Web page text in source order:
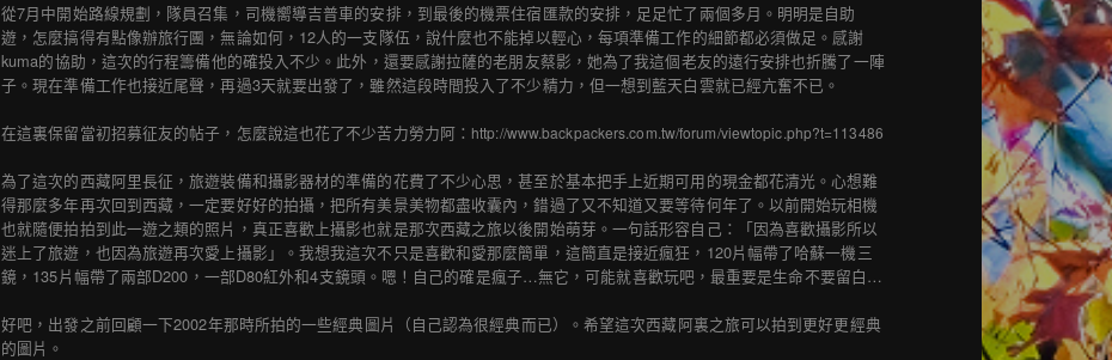
從7月中開始路線規劃，隊員召集，司機嚮導吉普車的安排，到最後的機票住宿匯款的安排，足足忙了兩個多月。明明是自助
遊，怎麼搞得有點像辦旅行團，無論如何，12人的一支隊伍，說什麼也不能掉以輕心，每項準備工作的細節都必須做足。感謝
kuma的協助，這次的行程籌備他的確投入不少。此外，還要感謝拉薩的老朋友蔡影，她為了我這個老友的遠行安排也折騰了一陣
子。現在準備工作也接近尾聲，再過3天就要出發了，雖然這段時間投入了不少精力，但一想到藍天白雲就已經亢奮不已。
在這裏保留當初招募征友的帖子，怎麼說這也花了不少苦力勞力阿： http://www.backpackers.com.tw/forum/viewtopic.php?t=113486
為了這次的西藏阿里長征，旅遊裝備和攝影器材的準備的花費了不少心思，甚至於基本把手上近期可用的現金都花清光。心想難
得那麼多年再次回到西藏，一定要好好的拍攝，把所有美景美物都盡收囊內，錯過了又不知道又要等待何年了。以前開始玩相機
也就隨便拍拍到此一遊之類的照片，真正喜歡上攝影也就是那次西藏之旅以後開始萌芽。一句話形容自己：「因為喜歡攝影所以
迷上了旅遊，也因為旅遊再次愛上攝影」。我想我這次不只是喜歡和愛那麼簡單，這簡直是接近瘋狂，120片幅帶了哈蘇一機三
鏡，135片幅帶了兩部D200，一部D80紅外和4支鏡頭。嗯！自己的確是瘋子…無它，可能就喜歡玩吧，最重要是生命不要留白…
好吧，出發之前回顧一下2002年那時所拍的一些經典圖片（自己認為很經典而已）。希望這次西藏阿裏之旅可以拍到更好更經典
的圖片。